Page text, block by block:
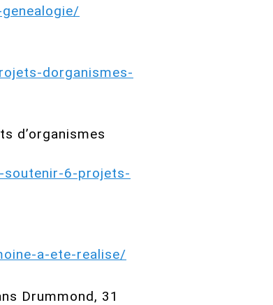
dorganismes-
d’organismes
6-projets-
a-ete-realise/
Drummond, 31